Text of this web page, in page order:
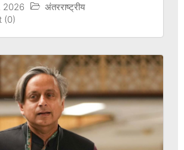
2026
अंतरराष्ट्रीय
(0)